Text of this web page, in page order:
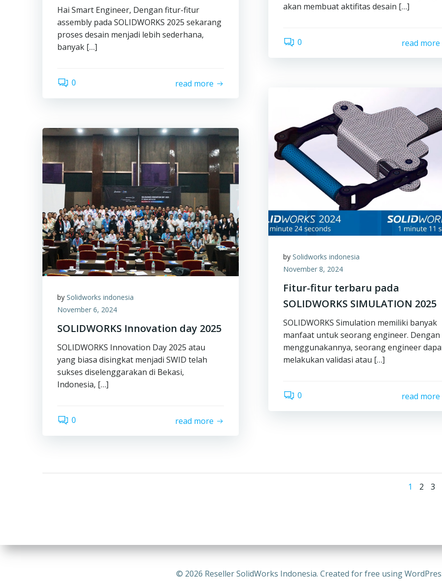
akan membuat aktifitas desain […]
0 read more
Hai Smart Engineer, Dengan fitur-fitur
assembly pada SOLIDWORKS 2025 sekarang
proses desain menjadi lebih sederhana,
banyak […]
0 read more
bySolidworks indonesia
November 8, 2024
Fitur-fitur terbaru pada
SOLIDWORKS SIMULATION 2025
SOLIDWORKS Simulation memiliki banyak
manfaat untuk seorang engineer. Dengan
menggunakannya, seorang engineer
melakukan validasi atau […]
0 read more
by Solidworks indonesia
November 6, 2024
SOLIDWORKS Innovation day 2025
SOLIDWORKS Innovation Day 2025 atau
yang biasa disingkat menjadi SWID telah
sukses diselenggarakan di Bekasi,
Indonesia, […]
0 read more
Page
1 Page
2 3
© 2026 Reseller SolidWorks Indonesia. Created for free using